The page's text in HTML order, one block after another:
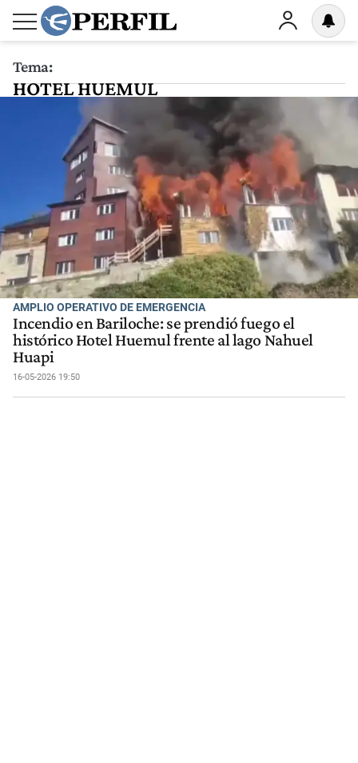
Tema:
HOTEL HUEMUL
AMPLIO OPERATIVO DE EMERGENCIA
Incendio en Bariloche: se prendió fuego el
histórico Hotel Huemul frente al lago Nahuel
Huapi
16-05-2026 19:50